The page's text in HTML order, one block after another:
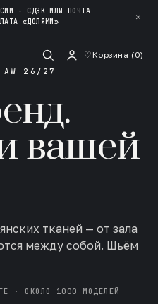
- СДЭК ИЛИ ПОЧТА
«ДОЛЯМИ» ✕
♡Корзина (0)
26/27
вашей
тканей — от зала
между собой. Шьём
· ОКОЛО 1000 МОДЕЛЕЙ